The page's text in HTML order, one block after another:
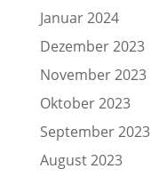
Januar 2024
Dezember 2023
November 2023
Oktober 2023
September 2023
August 2023